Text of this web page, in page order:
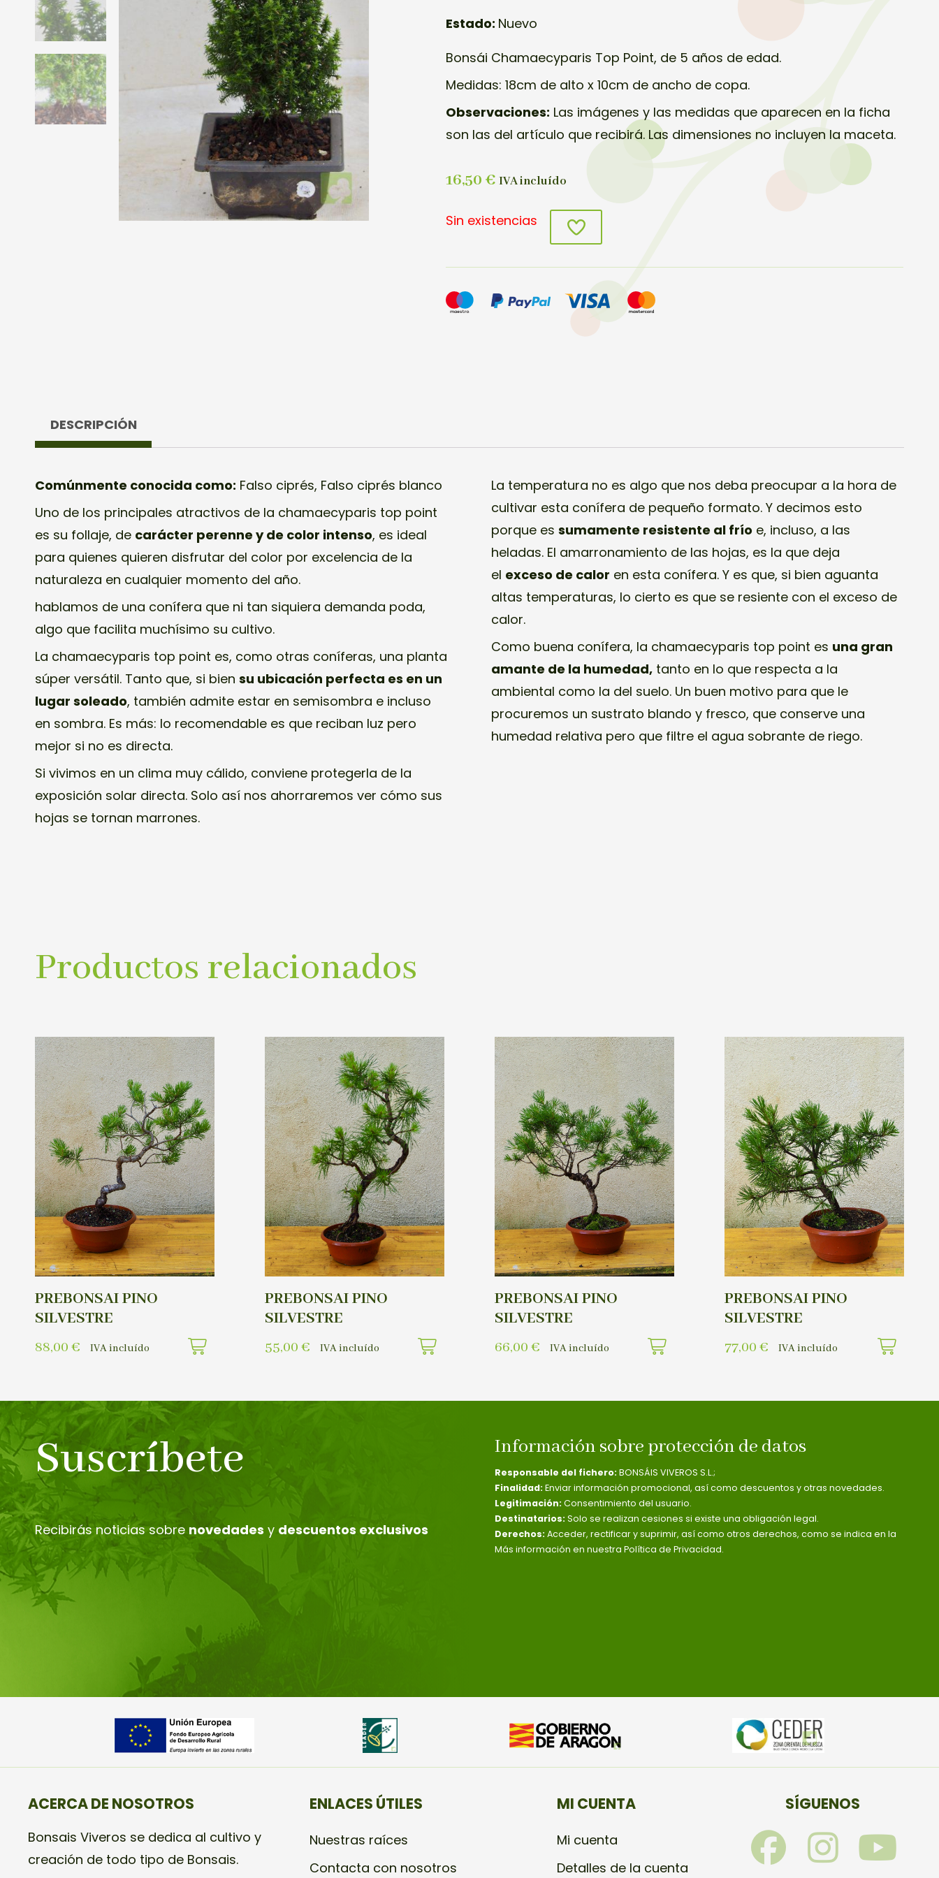
Estado: Nuevo
Bonsái Chamaecyparis Top Point, de 5 años de edad.
Medidas: 18cm de alto x 10cm de ancho de copa.
Observaciones: Las imágenes y las medidas que aparecen en la ficha
son las del artículo que recibirá. Las dimensiones no incluyen la maceta.
16,50€ IVA incluído
Sin existencias
DESCRIPCIÓN
Comúnmente conocida como: Falso ciprés, Falso ciprés blanco
Uno de los principales atractivos de la chamaecyparis top point
es su follaje, de carácter perenne y de color intenso, es ideal
para quienes quieren disfrutar del color por excelencia de la
naturaleza en cualquier momento del año.
hablamos de una conífera que ni tan siquiera demanda poda,
algo que facilita muchísimo su cultivo.
La chamaecyparis top point es, como otras coníferas, una planta
súper versátil. Tanto que, si bien su ubicación perfecta es en un
lugar soleado, también admite estar en semisombra e incluso
en sombra. Es más: lo recomendable es que reciban luz pero
mejor si no es directa.
Si vivimos en un clima muy cálido, conviene protegerla de la
exposición solar directa. Solo así nos ahorraremos ver cómo sus
hojas se tornan marrones.
La temperatura no es algo que nos deba preocupar a la hora de
cultivar esta conífera de pequeño formato. Y decimos esto
porque essumamente resistente al frío e, incluso, a las
heladas. El amarronamiento de las hojas, es la que deja
el exceso de calor en esta conífera. Y es que, si bien aguanta
altas temperaturas, lo cierto es que se resiente con el exceso de
calor.
Como buena conífera, la chamaecyparis top point es una gran
amante de la humedad, tanto en lo que respecta a la
ambiental como la del suelo. Un buen motivo para que le
procuremos un sustrato blando y fresco, que conserve una
humedad relativa pero que filtre el agua sobrante de riego.
Productos relacionados
PREBONSAI PINO
SILVESTRE
88,00 € IVA incluído
PREBONSAI PINO
SILVESTRE
55,00 € IVA incluído
PREBONSAI PINO
SILVESTRE
66,00 € IVA incluído
PREBONSAI PINO
SILVESTRE
77,00 € IVA incluído
Suscríbete
Recibirás noticias sobre novedades y descuentos exclusivos
Información sobre protección de datos
Responsable del fichero: BONSÁIS VIVEROS S.L.;
Finalidad: Enviar información promocional, así como descuentos y otras novedades.
Legitimación: Consentimiento del usuario.
Destinatarios: Solo se realizan cesiones si existe una obligación legal.
Derechos: Acceder, rectificar y suprimir, así como otros derechos, como se indica en la
Más información en nuestra Política de Privacidad.
ACERCA DE NOSOTROS
Bonsais Viveros se dedica al cultivo y
creación de todo tipo de Bonsais.
ENLACES ÚTILES
Nuestras raíces
Contacta con nosotros
MI CUENTA
Mi cuenta
Detalles de la cuenta
SÍGUENOS
F I Y